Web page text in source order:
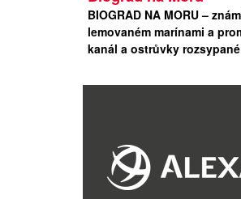
BIOGRAD NA MORU –
lemovaném marínami a
kanál a ostrůvky
vodopádům na řece Krka.
Severní Dalmácie